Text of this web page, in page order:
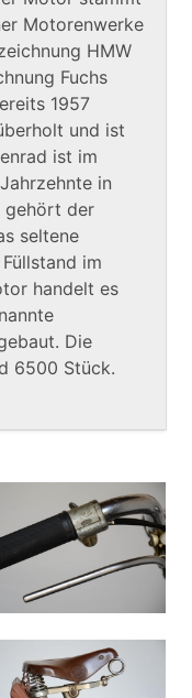
Motorenwerke
HMW
Fuchs
1957
und ist
ist im
in
gehört der
seltene
im
handelt es
Die
6500 Stück.